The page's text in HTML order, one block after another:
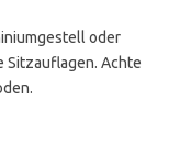
oder
Sitzauflagen. Achte